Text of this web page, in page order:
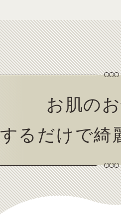
お肌の
るだけで綺